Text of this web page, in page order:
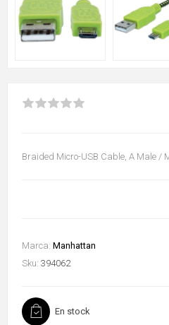
Braided Micro-USB Cable, A Male /
Marca: Manhattan
Sku: 394062
En stock